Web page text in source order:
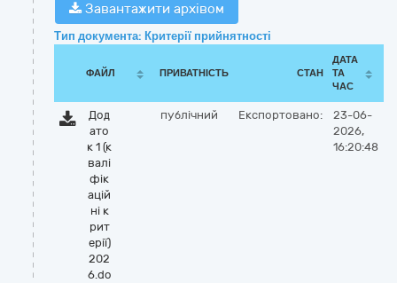
Завантажити архівом
Тип документа: Критерії прийнятності
ФАЙЛ ПРИВАТНІСТЬ СТАН
ДАТА
ТА
ЧАС
Дод
ато
к 1 (к
валі
фік
ацій
ні к
рит
ерії)
202
6.do
публічний Експортовано:
23-06-
2026,
16:20:48